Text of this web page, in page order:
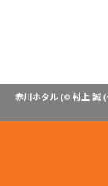
赤川ホタル (© 村上 誠 (